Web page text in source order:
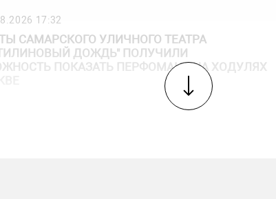
17:32
САМАРСКОГО УЛИЧНОГО ТЕАТРА
ДОЖДЬ" ПОЛУЧИЛИ
ПОКАЗАТЬ ПЕРФОМАНС НА ХОДУЛЯХ